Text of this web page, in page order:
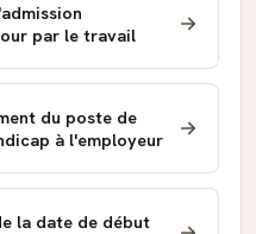
par le travail
du poste de
à l'employeur
la date de début